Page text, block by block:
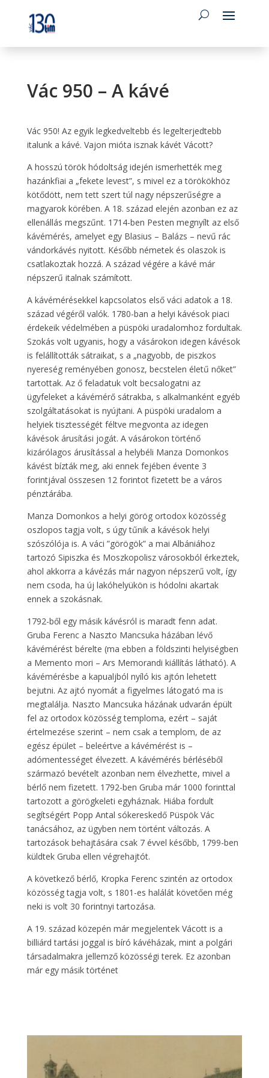
Vác 950 – A kávé
Vác 950! Az egyik legkedveltebb és legelterjedtebb
italunk a kávé. Vajon mióta isznak kávét Vácott?
A hosszú török hódoltság idején ismerhették meg
hazánkfiai a „fekete levest”, s mivel ez a törökökhöz
kötődött, nem tett szert túl nagy népszerűségre a
magyarok körében. A 18. század elején azonban ez az
ellenállás megszűnt. 1714-ben Pesten megnyílt az első
kávémérés, amelyet egy Blasius – Balázs – nevű rác
vándorkávés nyitott. Később németek és olaszok is
csatlakoztak hozzá. A század végére a kávé már
népszerű italnak számított.
A kávémérésekkel kapcsolatos első váci adatok a 18.
század végéről valók. 1780-ban a helyi kávésok piaci
érdekeik védelmében a püspöki uradalomhoz fordultak.
Szokás volt ugyanis, hogy a vásárokon idegen kávésok
is felállították sátraikat, s a „nagyobb, de piszkos
nyereség reményében gonosz, becstelen életű nőket”
tartottak. Az ő feladatuk volt becsalogatni az
ügyfeleket a kávémérő sátrakba, s alkalmanként egyéb
szolgáltatásokat is nyújtani. A püspöki uradalom a
helyiek tisztességét féltve megvonta az idegen
kávésok árusítási jogát. A vásárokon történő
kizárólagos árusítással a helybéli Manza Domonkos
kávést bízták meg, aki ennek fejében évente 3
forintjával összesen 12 forintot fizetett be a város
pénztárába.
Manza Domonkos a helyi görög ortodox közösség
oszlopos tagja volt, s úgy tűnik a kávésok helyi
szószólója is. A váci ”görögök” a mai Albániához
tartozó Sipiszka és Moszkopolisz városokból érkeztek,
ahol akkorra a kávézás már nagyon népszerű volt, így
nem csoda, ha új lakóhelyükön is hódolni akartak
ennek a szokásnak.
1792-ből egy másik kávésról is maradt fenn adat.
Gruba Ferenc a Naszto Mancsuka házában lévő
kávémérést bérelte (ma ebben a földszinti helyiségben
a Memento mori – Ars Memorandi kiállítás látható). A
kávémérésbe a kapualjból nyíló kis ajtón lehetett
bejutni. Az ajtó nyomát a figyelmes látogató ma is
megtalálja. Naszto Mancsuka házának udvarán épült
fel az ortodox közösség temploma, ezért – saját
értelmezése szerint – nem csak a templom, de az
egész épület – beleértve a kávémérést is –
adómentességet élvezett. A kávémérés bérléséből
származó bevételt azonban nem élvezhette, mivel a
bérlő nem fizetett. 1792-ben Gruba már 1000 forinttal
tartozott a görögkeleti egyháznak. Hiába fordult
segítségért Popp Antal sókereskedő Püspök Vác
tanácsához, az ügyben nem történt változás. A
tartozások behajtására csak 7 évvel később, 1799-ben
küldtek Gruba ellen végrehajtót.
A következő bérlő, Kropka Ferenc szintén az ortodox
közösség tagja volt, s 1801-es halálát követően még
neki is volt 30 forintnyi tartozása.
A 19. század közepén már megjelentek Vácott is a
billiárd tartási joggal is bíró kávéházak, mint a polgári
társadalmakra jellemző közösségi terek. Ez azonban
már egy másik történet